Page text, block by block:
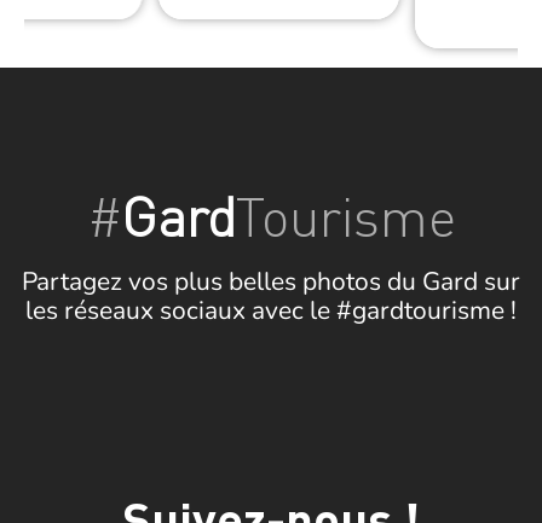
#GardTourisme
Partagez vos plus belles photos du Gard sur
les réseaux sociaux avec le #gardtourisme !